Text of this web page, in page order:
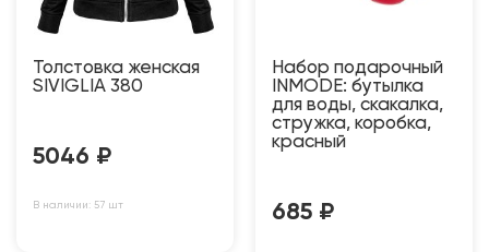
Толстовка женская
SIVIGLIA 380
5046 ₽
В наличии: 57 шт
Набор подарочный
INMODE: бутылка
для воды, скакалка,
стружка, коробка,
красный
685 ₽